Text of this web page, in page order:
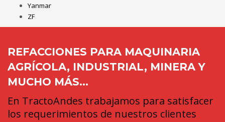
Yanmar
ZF
REFACCIONES PARA MAQUINARIA
AGRÍCOLA, INDUSTRIAL, MINERA Y
MUCHO MÁS...
En TractoAndes trabajamos para satisfacer
los requerimientos de nuestros clientes